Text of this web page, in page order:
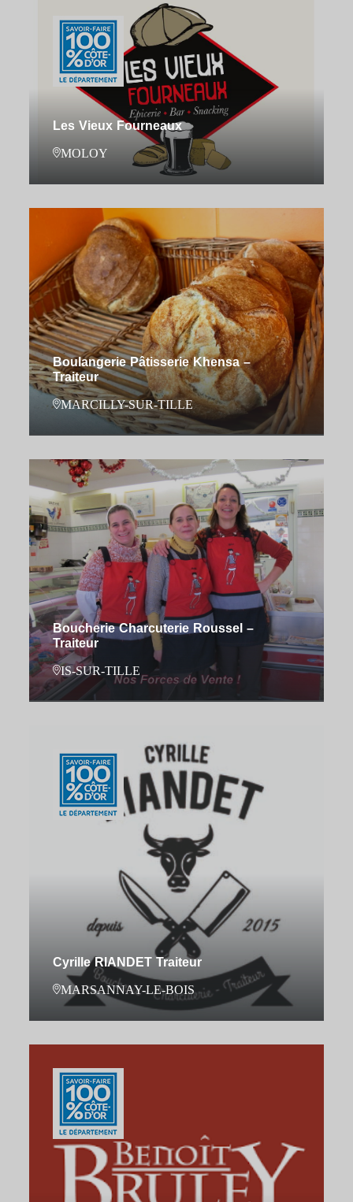
Les Vieux Fourneaux
MOLOY
Boulangerie Pâtisserie Khensa –
Traiteur
MARCILLY-SUR-TILLE
Boucherie Charcuterie Roussel –
Traiteur
IS-SUR-TILLE
Cyrille RIANDET Traiteur
MARSANNAY-LE-BOIS